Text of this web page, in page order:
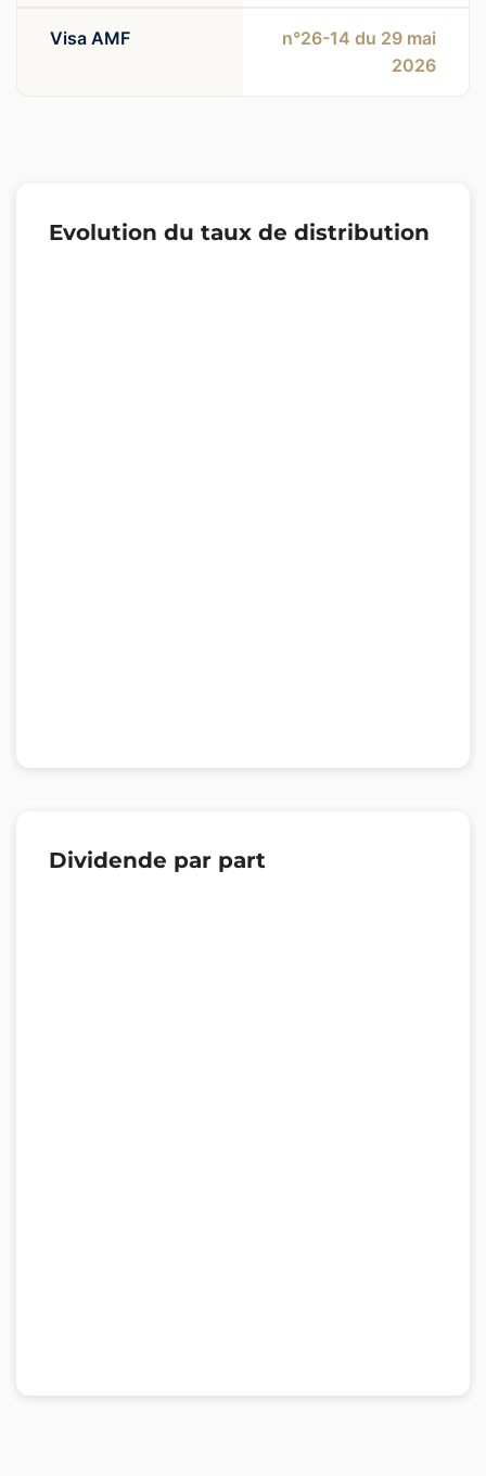
Visa AMF
n°26-14 du 29 mai
2026
Evolution du taux de distribution
Dividende par part